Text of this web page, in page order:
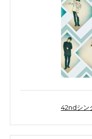
42ndシン